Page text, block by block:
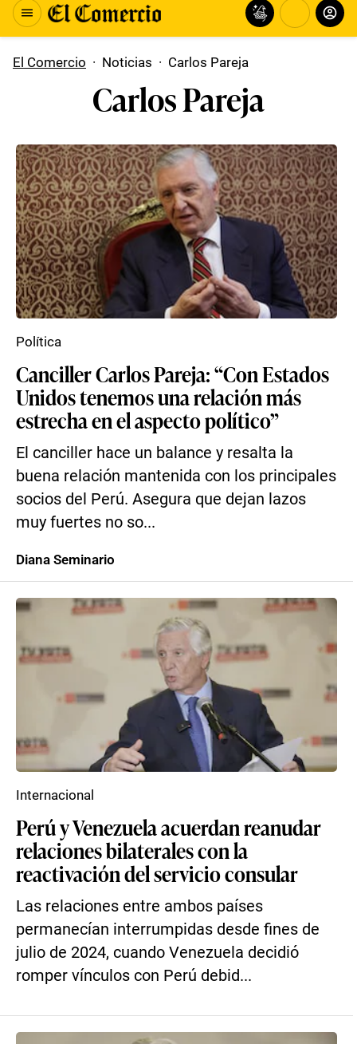
El Comercio · Noticias · Carlos Pareja
Carlos Pareja
Canciller Carlos Pareja: “Con Estados
Unidos tenemos una relación más
estrecha en el aspecto político”
El canciller hace un balance y resalta la
buena relación mantenida con los principales
socios del Perú. Asegura que dejan lazos
muy fuertes no so...
Política
Diana Seminario
Perú y Venezuela acuerdan reanudar
relaciones bilaterales con la
reactivación del servicio consular
Las relaciones entre ambos países
permanecían interrumpidas desde fines de
julio de 2024, cuando Venezuela decidió
romper vínculos con Perú debid...
Internacional